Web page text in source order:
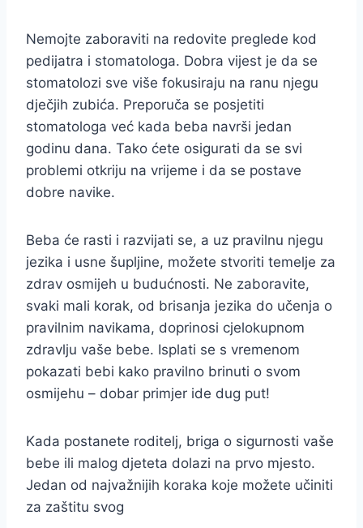
Nemojte zaboraviti na redovite preglede kod
pedijatra i stomatologa. Dobra vijest je da se
stomatolozi sve više fokusiraju na ranu njegu
dječjih zubića. Preporuča se posjetiti
stomatologa već kada beba navrši jedan
godinu dana. Tako ćete osigurati da se svi
problemi otkriju na vrijeme i da se postave
dobre navike.
Beba će rasti i razvijati se, a uz pravilnu njegu
jezika i usne šupljine, možete stvoriti temelje za
zdrav osmijeh u budućnosti. Ne zaboravite,
svaki mali korak, od brisanja jezika do učenja o
pravilnim navikama, doprinosi cjelokupnom
zdravlju vaše bebe. Isplati se s vremenom
pokazati bebi kako pravilno brinuti o svom
osmijehu – dobar primjer ide dug put!
Kada postanete roditelj, briga o sigurnosti vaše
bebe ili malog djeteta dolazi na prvo mjesto.
Jedan od najvažnijih koraka koje možete učiniti
za zaštitu svog